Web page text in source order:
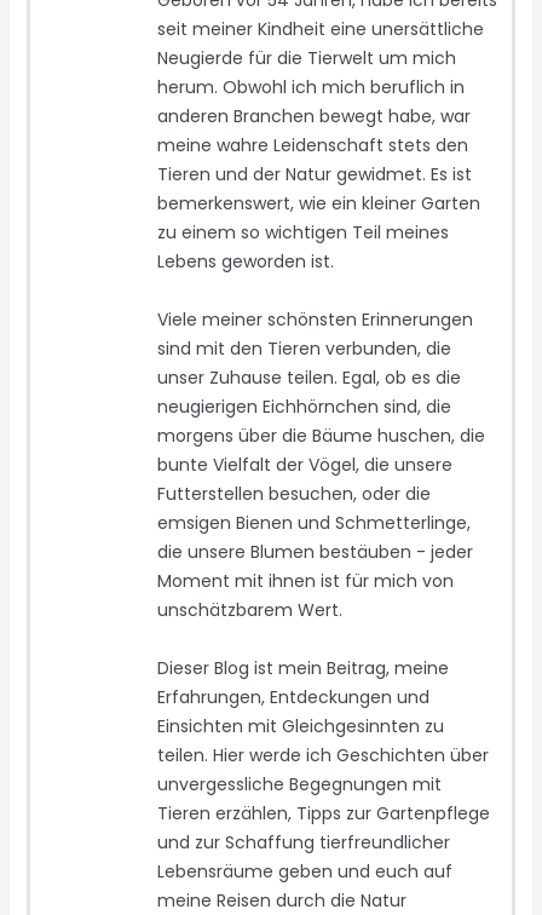
seit meiner Kindheit eine unersättliche
Neugierde für die Tierwelt um mich
herum. Obwohl ich mich beruflich in
anderen Branchen bewegt habe, war
meine wahre Leidenschaft stets den
Tieren und der Natur gewidmet. Es ist
bemerkenswert, wie ein kleiner Garten
zu einem so wichtigen Teil meines
Lebens geworden ist.
Viele meiner schönsten Erinnerungen
sind mit den Tieren verbunden, die
unser Zuhause teilen. Egal, ob es die
neugierigen Eichhörnchen sind, die
morgens über die Bäume huschen, die
bunte Vielfalt der Vögel, die unsere
Futterstellen besuchen, oder die
emsigen Bienen und Schmetterlinge,
die unsere Blumen bestäuben - jeder
Moment mit ihnen ist für mich von
unschätzbarem Wert.
Dieser Blog ist mein Beitrag, meine
Erfahrungen, Entdeckungen und
Einsichten mit Gleichgesinnten zu
teilen. Hier werde ich Geschichten über
unvergessliche Begegnungen mit
Tieren erzählen, Tipps zur Gartenpflege
und zur Schaffung tierfreundlicher
Lebensräume geben und euch auf
meine Reisen durch die Natur